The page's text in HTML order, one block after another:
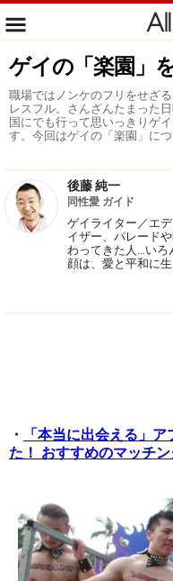
ゲイの「楽園」
職場ではノンケのフリをせざ
レスフル。さんざんたまった
国にでも行って思いっきりゲ
す。今回はゲイの「楽園」につ
後藤 純一
同性愛 ガイド
ゲイライター／エ
イザー、パレード
わってきた人…いろ
顔は、愛と平和に
・
「本当に出会える」
た！ おすすめのマッチ